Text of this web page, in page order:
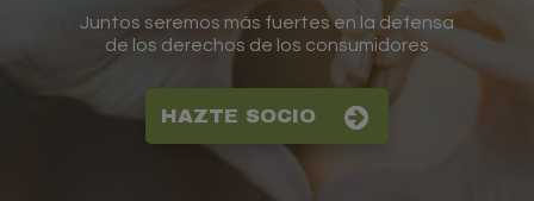
Juntos seremos más fuertes en la defensa
de los derechos de los consumidores
HAZTE SOCIO